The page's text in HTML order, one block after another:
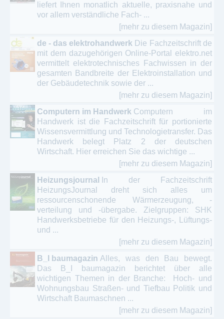
liefert Ihnen monatlich aktuelle, praxisnahe und
vor allem verständliche Fach- ...
[mehr zu diesem Magazin]
de - das elektrohandwerk Die Fachzeitschrift de
mit dem dazugehörigen Online-Portal elektro.net
vermittelt elektrotechnisches Fachwissen in der
gesamten Bandbreite der Elektroinstallation und
der Gebäudetechnik sowie der ...
[mehr zu diesem Magazin]
Computern im Handwerk Computern im
Handwerk ist die Fachzeitschrift für portionierte
Wissensvermittlung und Technologietransfer. Das
Handwerk belegt Platz 2 der deutschen
Wirtschaft. Hier erreichen Sie das wichtige ...
[mehr zu diesem Magazin]
Heizungsjournal
In der Fachzeitschrift
HeizungsJournal dreht sich alles um
ressourcenschonende Wärmerzeugung, -
verteilung und -übergabe. Zielgruppen: SHK
Handwerksbetriebe für den Heizungs-, Lüftungs-
und ...
[mehr zu diesem Magazin]
B_I baumagazin Alles, was den Bau bewegt.
Das B_I baumagazin berichtet über alle
wichtigen Themen in der Branche: Hoch- und
Wohnungsbau Straßen- und Tiefbau Politik und
Wirtschaft Baumaschnen ...
[mehr zu diesem Magazin]